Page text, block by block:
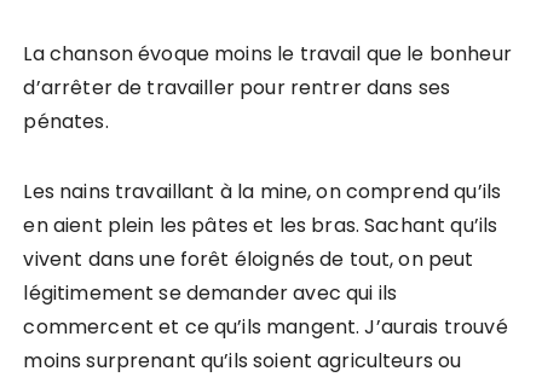
La chanson évoque moins le travail que le bonheur
d’arrêter de travailler pour rentrer dans ses
pénates.
Les nains travaillant à la mine, on comprend qu’ils
en aient plein les pâtes et les bras. Sachant qu’ils
vivent dans une forêt éloignés de tout, on peut
légitimement se demander avec qui ils
commercent et ce qu’ils mangent. J’aurais trouvé
moins surprenant qu’ils soient agriculteurs ou